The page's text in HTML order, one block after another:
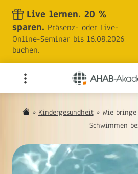
content
Live lernen. 20 %
sparen. Präsenz- oder Live-
Online-Seminar bis 16.08.2026
buchen.
» Kindergesundheit» Wie
Schwimmen